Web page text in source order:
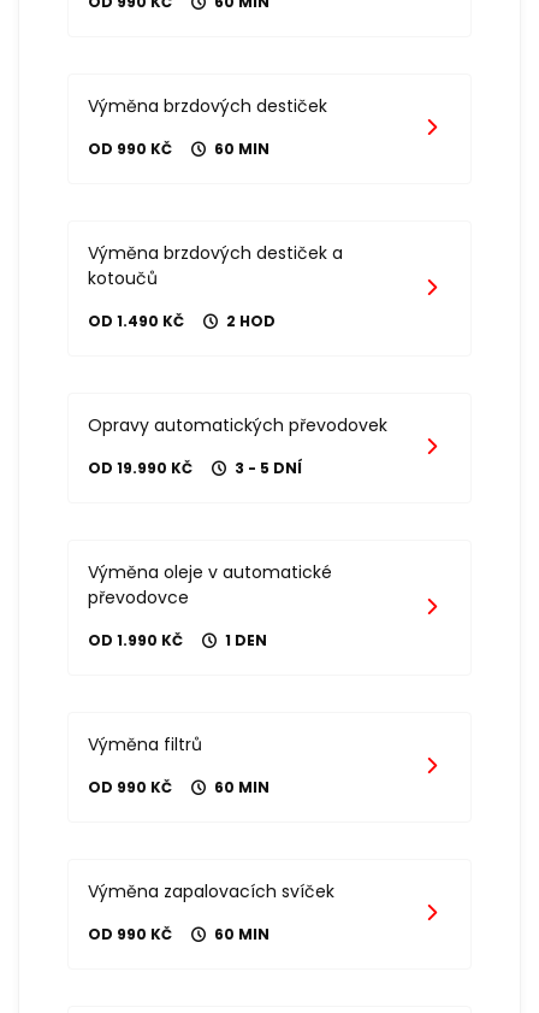
Výměna brzdových destiček
OD 990 KČ 60 MIN
Výměna brzdových destiček a
kotoučů
OD 1.490 KČ 2 HOD
Opravy automatických převodovek
OD 19.990 KČ 3 - 5 DNÍ
Výměna oleje v automatické
převodovce
OD 1.990 KČ 1 DEN
Výměna filtrů
OD 990 KČ 60 MIN
Výměna zapalovacích svíček
OD 990 KČ 60 MIN